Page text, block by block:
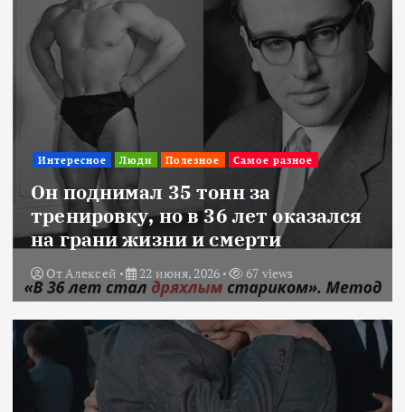
Интересное Люди Полезное Самое разное
Он поднимал 35 тонн за
тренировку, но в 36 лет оказался
на грани жизни и смерти
От Алексей 22 июня, 2026 67 views